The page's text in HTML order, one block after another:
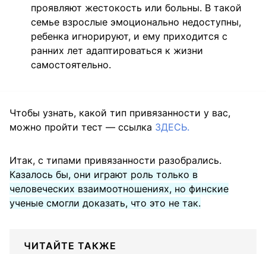
проявляют жестокость или больны. В такой
семье взрослые эмоционально недоступны,
ребенка игнорируют, и ему приходится с
ранних лет адаптироваться к жизни
самостоятельно.
Чтобы узнать, какой тип привязанности у вас,
можно пройти тест — ссылка ЗДЕСЬ.
Итак, с типами привязанности разобрались.
Казалось бы, они играют роль только в
человеческих взаимоотношениях, но финские
ученые смогли доказать, что это не так.
ЧИТАЙТЕ ТАКЖЕ